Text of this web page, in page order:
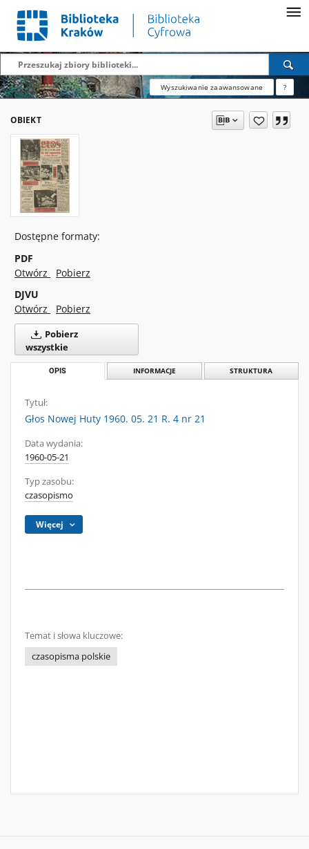
Wyszukiwanie zaawansowane ?
OBIEKT
Dostępne formaty:
PDF
Otwórz
Pobierz
DJVU
Otwórz
Pobierz
Pobierz
wszystkie
OPIS INFORMACJE STRUKTURA
Tytuł:
Głos Nowej Huty 1960. 05. 21 R. 4 nr 21
Data wydania:
1960-05-21
Typ zasobu:
czasopismo
Więcej
Temat i słowa kluczowe:
czasopisma polskie